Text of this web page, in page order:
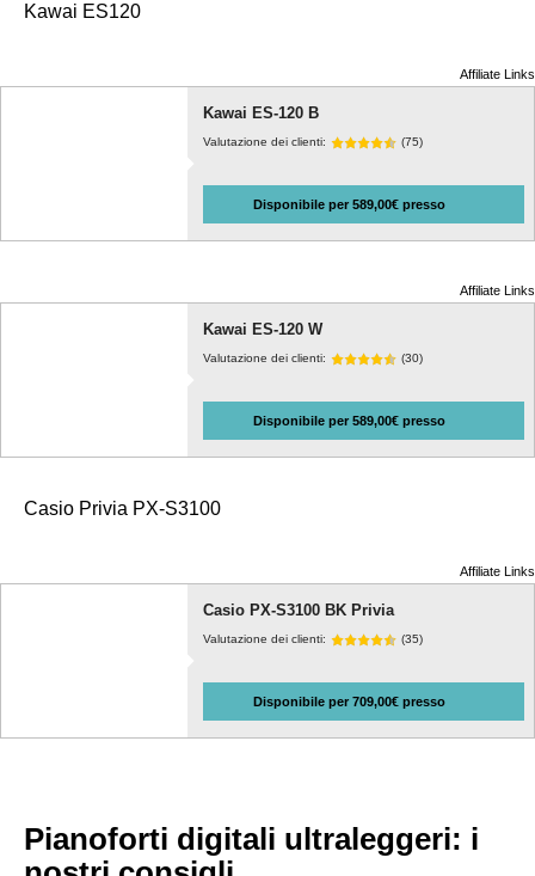
Kawai ES120
Affiliate Links
Kawai ES-120 B
Valutazione dei clienti: (75)
Disponibile per 589,00€ presso
Affiliate Links
Kawai ES-120 W
Valutazione dei clienti: (30)
Disponibile per 589,00€ presso
Casio Privia PX-S3100
Affiliate Links
Casio PX-S3100 BK Privia
Valutazione dei clienti: (35)
Disponibile per 709,00€ presso
Pianoforti digitali ultraleggeri: i